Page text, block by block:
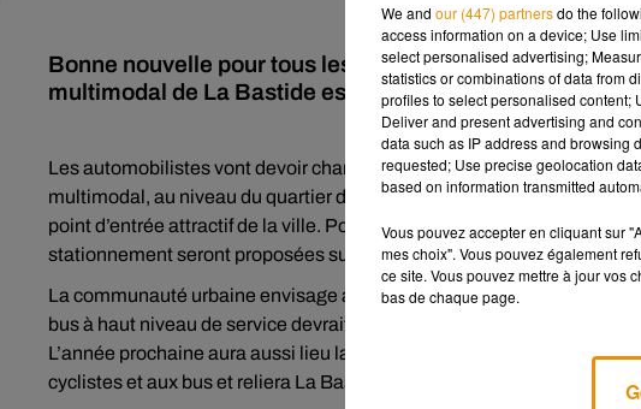
Bonne nouvelle pour tous les limougeauds et les
multimodal de La Bastide est accessible à tous.
Les automobilistes vont devoir changer leurs habitudesLimoges. En
multimodal, au niveau du quartier de la Bastide et du carrefour
point d’entrée attractif de la ville. Pour inciter les gens à poser leur
stationnement seront proposées sur ce pôle multimodal.
La communauté urbaine envisage aussi d'y installer des bornes pour
bus à haut niveau de service devrait arriver dans la ville d’ici 2023 et
L’année prochaine aura aussi lieu la construction d’une passerelle
cyclistes et aux bus et reliera La Bastide au Puy Ponchet, à Ester, à l’
We and our (447) partnersdo the
access information on a device; Use
select personalised advertising;
statistics or combinations of data from
profiles to select personalised content;
Deliver and present advertising and
data such as IP address and browsing
requested; Use precise geolocation
based on information transmitted
Vous pouvez accepter en cliquant sur
mes choix". Vous pouvez également
ce site. Vous pouvez mettre à jour vos
bas de chaque page.